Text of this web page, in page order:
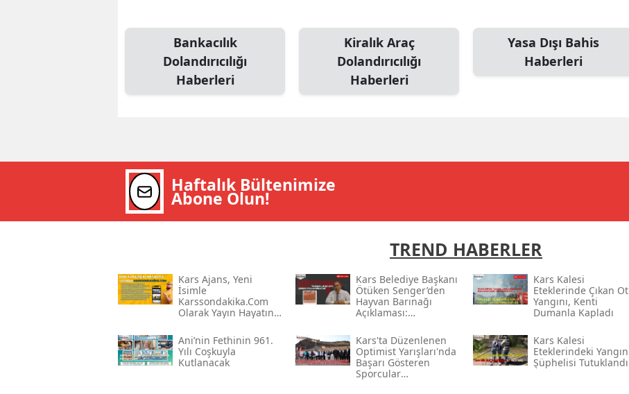
Diyarbakır
Giresun
Gümüşhane
Hatay
Bankacılık
Dolandırıcılığı
Haberleri
Kiralık Araç
Dolandırıcılığı
Haberleri
Yasa Dışı Bahis
Haberleri
Haftalık Bültenimize
Abone Olun!
TREND HABERLER
Kars Ajans, Yeni
İsimle
Karssondakika.com
Olarak Yayın Hayatına
Kars Belediye Başkanı
Ötüken Senger’den
Hayvan Barınağı
Açıklaması:
Şekilde
Cezalandırılacak”
Kars Kalesi
Eteklerinde Çıkan Ot
Yangını, Kenti
Dumanla Kapladı
Ani’nin Fethinin 961.
Yılı Coşkuyla
Kutlanacak
Kars'ta Düzenlenen
Optimist Yarışları'nda
Başarı Gösteren
Sporcular
Kars Kalesi
Eteklerindeki Yangın
Şüphelisi Tutuklandı